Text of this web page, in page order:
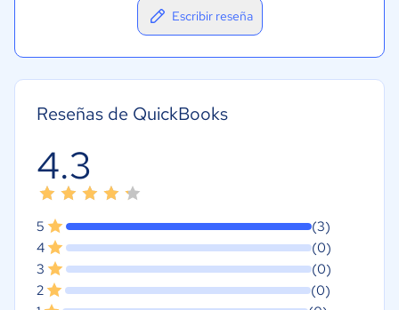
Escribir reseña
Reseñas de QuickBooks
4.3
5
(3)
4
(0)
3
(0)
2
(0)